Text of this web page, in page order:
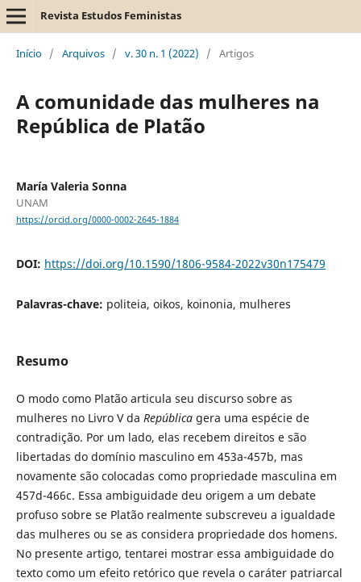
Revista Estudos Feministas
Início / Arquivos / v. 30 n. 1 (2022) / Artigos
A comunidade das mulheres na
República de Platão
María Valeria Sonna
UNAM
https://orcid.org/0000-0002-2645-1884
DOI: https://doi.org/10.1590/1806-9584-2022v30n175479
Palavras-chave: politeia, oikos, koinonia, mulheres
Resumo
O modo como Platão articula seu discurso sobre as
mulheres no Livro V da Repúblicagera uma espécie de
contradição. Por um lado, elas recebem direitos e são
libertadas do domínio masculino em 453a-457b, mas
novamente são colocadas como propriedade masculina em
457d-466c. Essa ambiguidade deu origem a um debate
profuso sobre se Platão realmente subscreveu a igualdade
das mulheres ou se as considera propriedade dos homens.
No presente artigo, tentarei mostrar essa ambiguidade do
texto como um efeito retórico que revela o caráter patriarcal